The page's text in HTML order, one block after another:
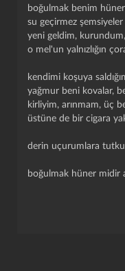
boğulmak benim
su geçirmez şemsiyeler
yeni geldim,
o mel'un yalnızlığın
kendimi koşuya
yağmur beni kovalar,
kirliyim, arınmam, üç
üstüne de bir cigara
derin uçurumlara
boğulmak hüner midir